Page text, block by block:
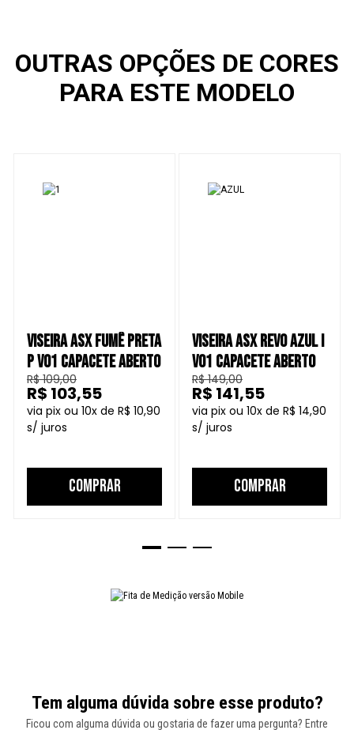
OUTRAS OPÇÕES DE CORES
PARA ESTE MODELO
VISEIRA ASX FUMÊ PRETA
P V01 CAPACETE ABERTO
R$ 109,00
10
R$ 10,90
R$ 103,55
COMPRAR
VISEIRA ASX REVO AZUL I
V01 CAPACETE ABERTO
R$ 149,00
10
R$ 14,90
R$ 141,55
COMPRAR
Tem alguma dúvida sobre esse produto?
Ficou com alguma dúvida ou gostaria de fazer uma pergunta? Entre